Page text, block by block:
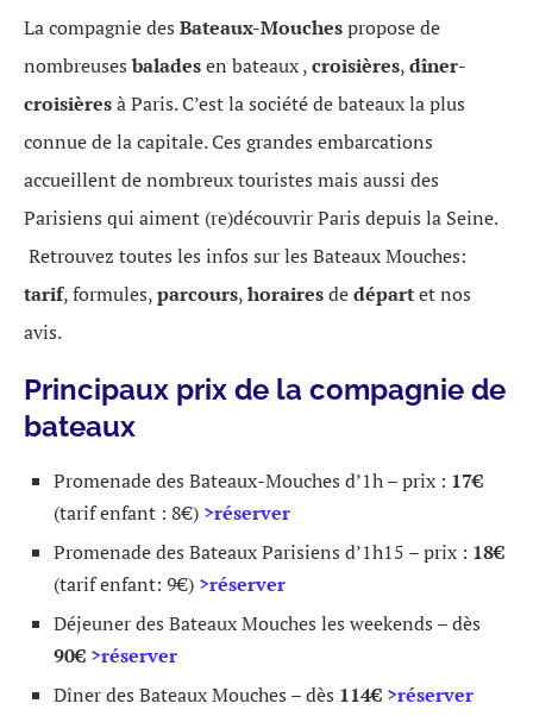
La compagnie des Bateaux-Mouchespropose de
nombreusesbaladesen bateaux ,croisières,dîner-
croisièresà Paris. C’est la société de bateaux la plus
connue de la capitale. Ces grandes embarcations
accueillent de nombreux touristes mais aussi des
Parisiens qui aiment (re)découvrir Paris depuis la Seine.
Retrouvez toutes les infos sur les Bateaux Mouches:
tarif, formules,parcours,horairesdedépartet nos
avis.
Principaux prix de la compagnie de
bateaux
Promenade des Bateaux-Mouches d’1h – prix : 17€
(tarif enfant : 8€) >réserver
Promenade des Bateaux Parisiens d’1h15 – prix : 18€
(tarif enfant: 9€) >réserver
Déjeuner des Bateaux Mouches les weekends – dès
90€ >réserver
Dîner des Bateaux Mouches – dès 114€ >réserver